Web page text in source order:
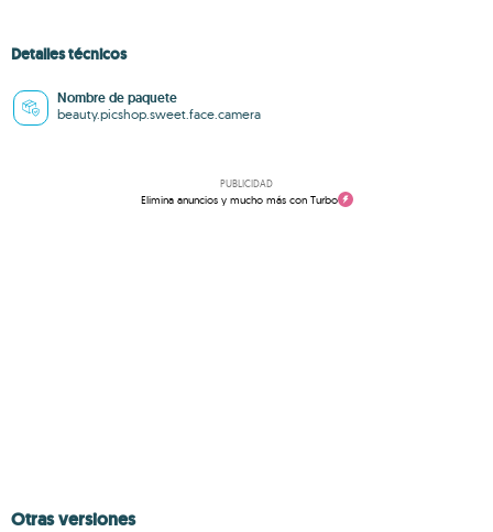
Detalles técnicos
Nombre de paquete
beauty.picshop.sweet.face.camera
PUBLICIDAD
Elimina anuncios y mucho más con Turbo
Otras versiones